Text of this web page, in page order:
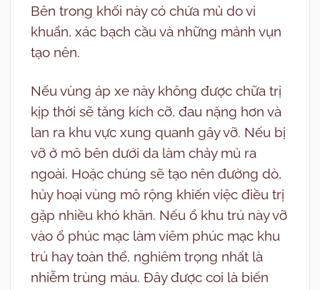
Bên trong khối này có chứa mủ do vi
khuẩn, xác bạch cầu và những mảnh vụn
tạo nên.
Nếu vùng áp xe này không được chữa trị
kịp thời sẽ tăng kích cỡ, đau nặng hơn và
lan ra khu vực xung quanh gây vỡ. Nếu bị
vỡ ở mô bên dưới da làm chảy mủ ra
ngoài. Hoặc chúng sẽ tạo nên đường dò,
hủy hoại vùng mô rộng khiến việc điều trị
gặp nhiều khó khăn. Nếu ổ khu trú này vỡ
vào ổ phúc mạc làm viêm phúc mạc khu
trú hay toàn thể, nghiêm trọng nhất là
nhiễm trùng máu. Đây được coi là biến